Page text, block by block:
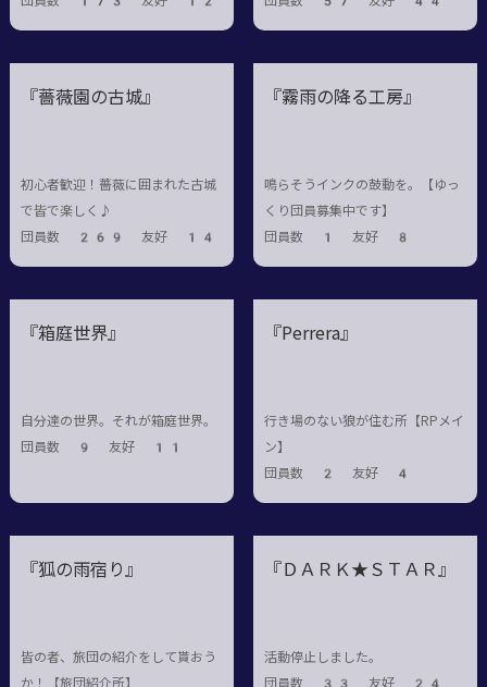
『薔薇園の古城』
初心者歓迎！薔薇に囲まれた古城
で皆で楽しく♪
団員数 269 友好 14
『霧雨の降る工房』
鳴らそうインクの鼓動を。【ゆっ
くり団員募集中です】
団員数 1 友好 8
『箱庭世界』
自分達の世界。それが箱庭世界。
団員数 9 友好 11
『Perrera』
行き場のない狼が住む所【RPメイ
ン】
団員数 2 友好 4
『狐の雨宿り』
皆の者、旅団の紹介をして貰おう
か！【旅団紹介所】
『ＤＡＲＫ★ＳＴＡＲ』
活動停止しました。
団員数 33 友好 24